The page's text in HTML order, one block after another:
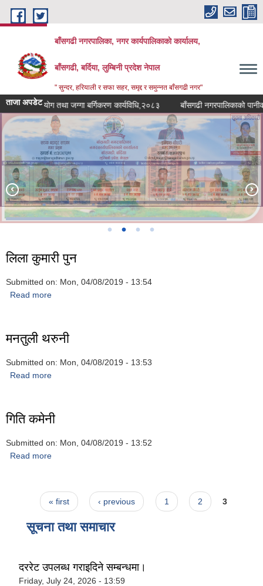
Skip to main content
बाँसगढी नगरपालिका, नगर कार्यपालिकाकाे कार्यालय,
बाँसगढी, बर्दिया, लुम्बिनी प्रदेश नेपाल
" सुन्दर, हरियाली र सफा सहर, समृद्द र समुन्नत बाँसगढी नगर"
ताजा अपडेट
भूउपयोग तथा जग्गा बर्गिकरण कार्यविधि,२०८३ बाँसगढी नगरपालिकाको पानीको
लिला कुमारी पुन
Submitted on: Mon, 04/08/2019 - 13:54
Read more
मनतुली थरुनी
Submitted on: Mon, 04/08/2019 - 13:53
Read more
गिति कमेनी
Submitted on: Mon, 04/08/2019 - 13:52
Read more
Pages« first ‹ previous 1 2 3
सूचना तथा समाचार
दररेट उपलब्ध गराइदिने सम्बन्धमा।
Friday, July 24, 2026 - 13:59